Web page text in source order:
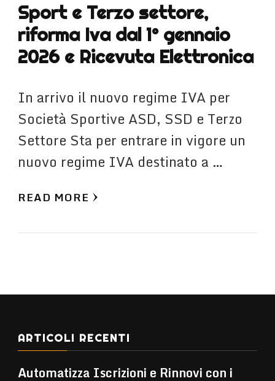
Sport e Terzo settore,
riforma Iva dal 1° gennaio
2026 e Ricevuta Elettronica
In arrivo il nuovo regime IVA per
Società Sportive ASD, SSD e Terzo
Settore Sta per entrare in vigore un
nuovo regime IVA destinato a …
READ MORE
ARTICOLI RECENTI
Automatizza Iscrizioni e Rinnovi con i